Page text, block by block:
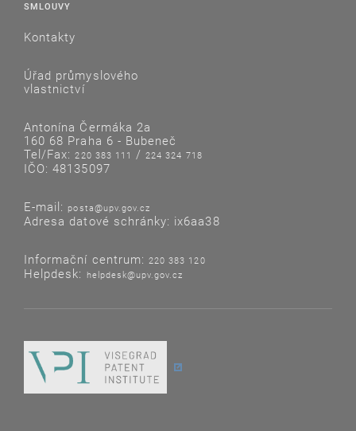
SMLOUVY
Kontakty
Úřad průmyslového
vlastnictví
Antonína Čermáka 2a
160 68 Praha 6 - Bubeneč
Tel/Fax:220 383 111 /224 324 718
IČO: 48135097
E-mail: posta@upv.gov.cz
Adresa datové schránky: ix6aa38
Informační centrum: 220 383 120
Helpdesk: helpdesk@upv.gov.cz